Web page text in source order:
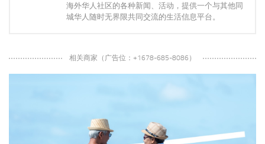
海外华人社区的各种新闻、活动，提供一个与其他同
城华人随时无界限共同交流的生活信息平台。
相关商家（广告位：+1678-685-8086）